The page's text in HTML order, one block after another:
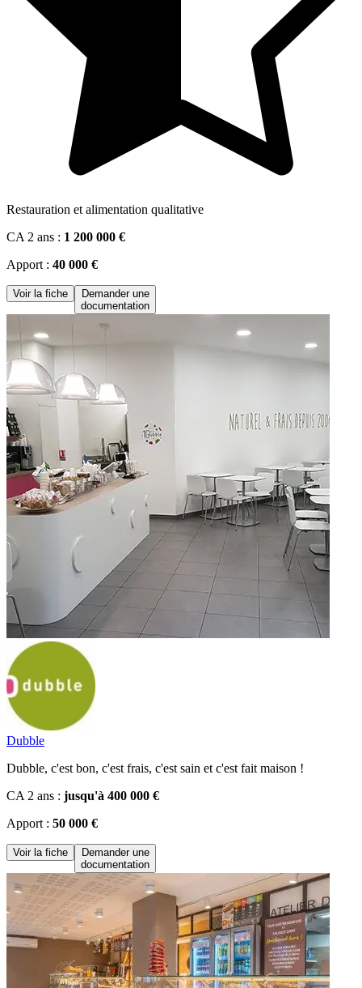
Restauration et alimentation qualitative
CA 2 ans : 1 200 000 €
Apport : 40 000 €
Voir la fiche
Demander une
documentation
Dubble
Dubble, c'est bon, c'est frais, c'est sain et c'est fait maison !
CA 2 ans : jusqu'à 400 000 €
Apport : 50 000 €
Voir la fiche
Demander une
documentation